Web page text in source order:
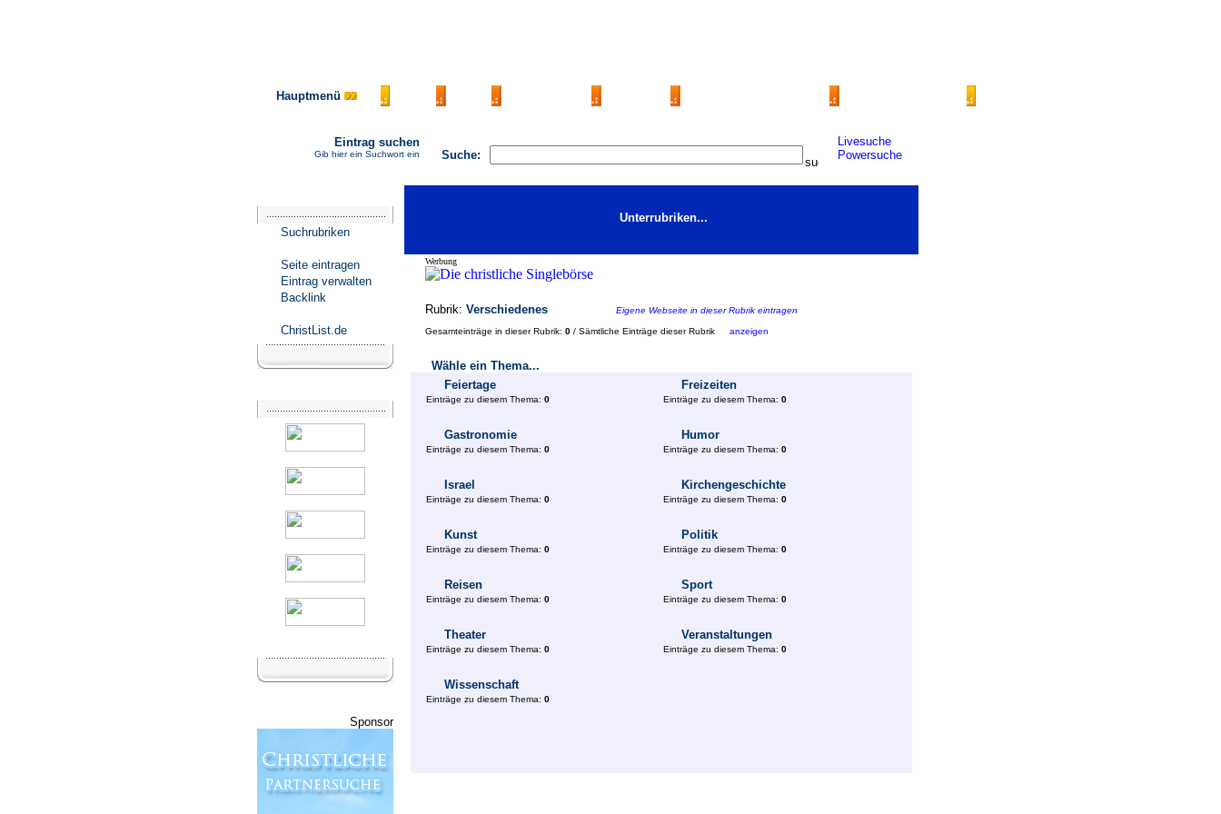
Hauptmenü
Suche:
Livesuche
Powersuche
Eintrag suchen
Gib hier ein Suchwort ein
Suchrubriken
Seite eintragen
Eintrag verwalten
Backlink
ChristList.de
Sponsor
Unterrubriken...
Werbung
Rubrik: Verschiedenes Eigene Webseite in dieser Rubrik eintragen
Gesamteinträge in dieser Rubrik: 0 / Sämtliche Einträge dieser Rubrik anzeigen
Wähle ein Thema...
Feiertage
Einträge zu diesem Thema: 0
Freizeiten
Einträge zu diesem Thema: 0
Gastronomie
Einträge zu diesem Thema: 0
Humor
Einträge zu diesem Thema: 0
Israel
Einträge zu diesem Thema: 0
Kirchengeschichte
Einträge zu diesem Thema: 0
Kunst
Einträge zu diesem Thema: 0
Politik
Einträge zu diesem Thema: 0
Reisen
Einträge zu diesem Thema: 0
Sport
Einträge zu diesem Thema: 0
Theater
Einträge zu diesem Thema: 0
Veranstaltungen
Einträge zu diesem Thema: 0
Wissenschaft
Einträge zu diesem Thema: 0